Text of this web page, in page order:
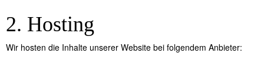
2. Hosting
Wir hosten die Inhalte unserer Website bei folgendem Anbieter: